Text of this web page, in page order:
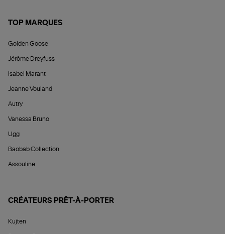
TOP MARQUES
Golden Goose
Jérôme Dreyfuss
Isabel Marant
Jeanne Vouland
Autry
Vanessa Bruno
Ugg
Baobab Collection
Assouline
CRÉATEURS PRÊT-À-PORTER
Kujten